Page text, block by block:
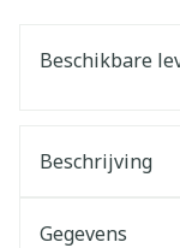
Beschikbare
Beschrijving
Gegevens